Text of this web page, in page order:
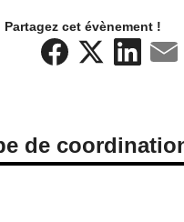
Partagez cet évènement !
de